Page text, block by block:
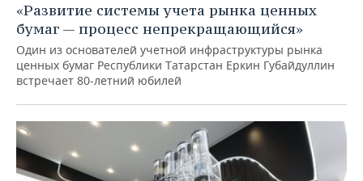
«Развитие системы учета рынка ценных
бумаг — процесс непрекращающийся»
Один из основателей учетной инфраструктуры рынка
ценных бумаг Республики Татарстан Еркин Губайдуллин
встречает 80-летний юбилей